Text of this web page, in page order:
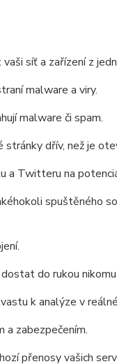
síť a zařízení z
malware a viry.
malware či spam.
stránky dřív, než je
a Twitteru na
spuštěného
do rukou nikomu
k analýze v
a zabezpečením.
přenosy vašich